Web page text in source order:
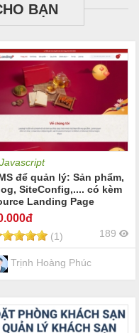
BẠN
Javascript
để quản lý: Sản phẩm,
SiteConfig,.... có kèm
Landing Page
.000đ
(1) 189
Trịnh Hoàng Phúc